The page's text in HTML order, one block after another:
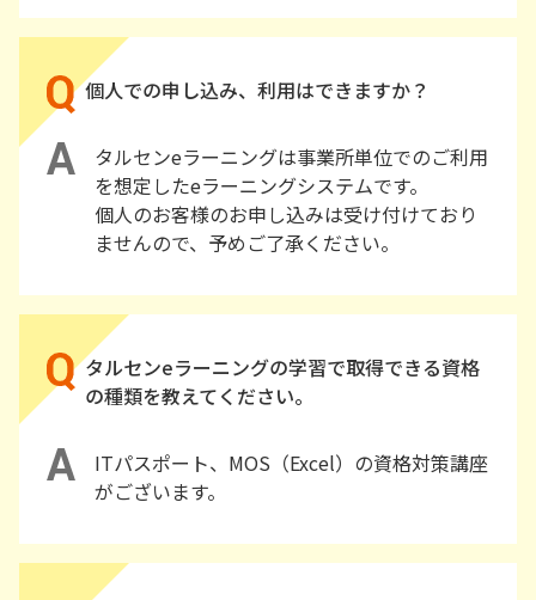
個人での申し込み、利用はできますか？
タルセンeラーニングは事業所単位でのご利用
を想定したeラーニングシステムです。
個人のお客様のお申し込みは受け付けており
ませんので、予めご了承ください。
タルセンeラーニングの学習で取得できる資格
の種類を教えてください。
ITパスポート、MOS（Excel）の資格対策講座
がございます。